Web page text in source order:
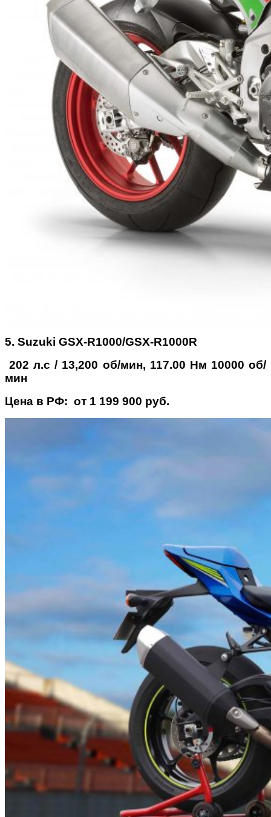
5. Suzuki GSX-R1000/GSX-R1000R
202 л.с / 13,200 об/мин, 117.00 Нм 10000 об/
мин
Цена в РФ: от 1 199 900 руб.